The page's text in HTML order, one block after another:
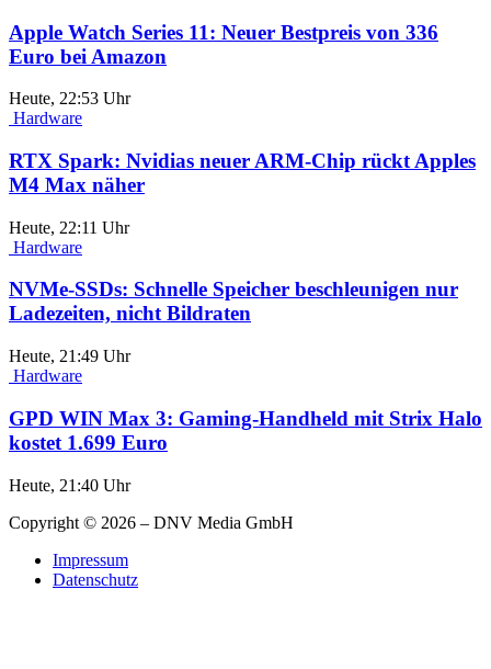
Apple Watch Series 11: Neuer Bestpreis von 336
Euro bei Amazon
Heute, 22:53 Uhr
Hardware
RTX Spark: Nvidias neuer ARM-Chip rückt Apples
M4 Max näher
Heute, 22:11 Uhr
Hardware
NVMe-SSDs: Schnelle Speicher beschleunigen nur
Ladezeiten, nicht Bildraten
Heute, 21:49 Uhr
Hardware
GPD WIN Max 3: Gaming-Handheld mit Strix Halo
kostet 1.699 Euro
Heute, 21:40 Uhr
Copyright © 2026 – DNV Media GmbH
Impressum
Datenschutz